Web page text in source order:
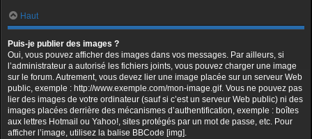
Haut
Puis-je publier des images ?
Oui, vous pouvez afficher des images dans vos messages. Par ailleurs, si
l’administrateur a autorisé les fichiers joints, vous pouvez charger une image
sur le forum. Autrement, vous devez lier une image placée sur un serveur Web
public, exemple : http://www.exemple.com/mon-image.gif. Vous ne pouvez pas
lier des images de votre ordinateur (sauf si c’est un serveur Web public) ni des
images placées derrière des mécanismes d’authentification, exemple : boîtes
aux lettres Hotmail ou Yahoo!, sites protégés par un mot de passe, etc. Pour
afficher l’image, utilisez la balise BBCode [img].